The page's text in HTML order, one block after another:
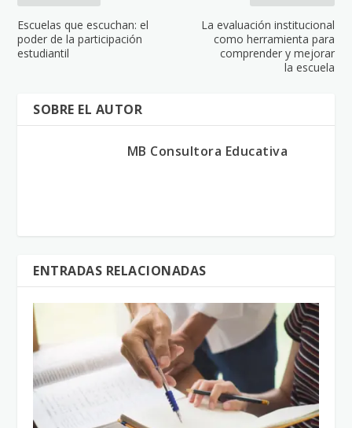
Escuelas que escuchan: el
poder de la participación
estudiantil
La evaluación institucional
como herramienta para
comprender y mejorar
la escuela
SOBRE EL AUTOR
MB Consultora Educativa
ENTRADAS RELACIONADAS